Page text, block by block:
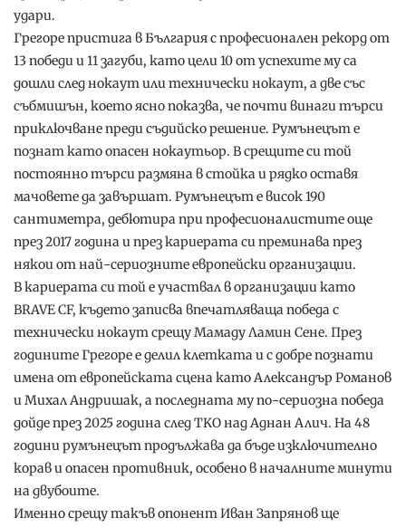
удари.
Грегоре пристига в България с професионален рекорд от
13 победи и 11 загуби, като цели 10 от успехите му са
дошли след нокаут или технически нокаут, а две със
събмишън, което ясно показва, че почти винаги търси
приключване преди съдийско решение. Румънецът е
познат като опасен нокаутьор. В срещите си той
постоянно търси размяна в стойка и рядко оставя
мачовете да завършат. Румънецът е висок 190
сантиметра, дебютира при професионалистите още
през 2017 година и през кариерата си преминава през
някои от най-сериозните европейски организации.
В кариерата си той е участвал в организации като
BRAVE CF, където записва впечатляваща победа с
технически нокаут срещу Мамаду Ламин Сене. През
годините Грегоре е делил клетката и с добре познати
имена от европейската сцена като Александър Романов
и Михал Андришак, а последната му по-сериозна победа
дойде през 2025 година след TKO над Аднан Алич. На 48
години румънецът продължава да бъде изключително
корав и опасен противник, особено в началните минути
на двубоите.
Именно срещу такъв опонент Иван Запрянов ще